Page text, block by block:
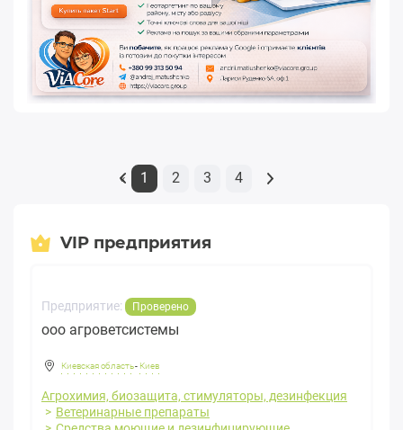
« 1 2 3 4
VIP предприятия
Предприятие: Проверено
ооо агроветсистемы
Киевская область- Киев
Агрохимия, биозащита, стимуляторы, дезинфекция
Ветеринарные препараты